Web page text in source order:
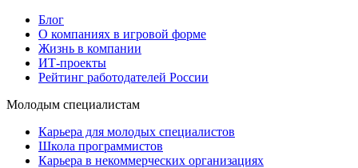
Блог
О компаниях в игровой форме
Жизнь в компании
ИТ-проекты
Рейтинг работодателей России
Молодым специалистам
Карьера для молодых специалистов
Школа программистов
Карьера в некоммерческих организациях